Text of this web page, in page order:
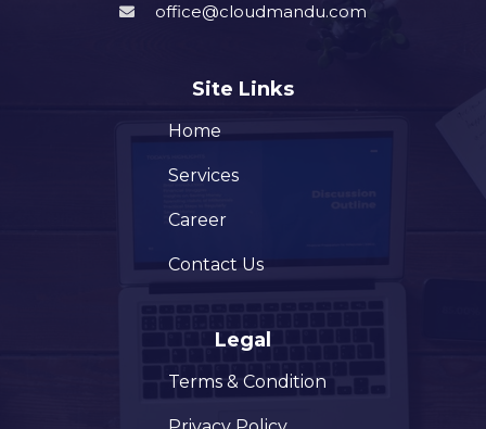
office@cloudmandu.com
Site Links
Home
Services
Career
Contact Us
Legal
Terms & Condition